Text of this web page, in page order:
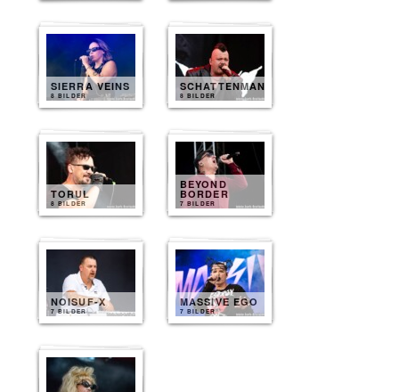
SIERRA VEINS
8 BILDER
SCHATTENMANN
8 BILDER
TORUL
8 BILDER
BEYOND
BORDER
7 BILDER
NOISUF-X
7 BILDER
MASSIVE EGO
7 BILDER